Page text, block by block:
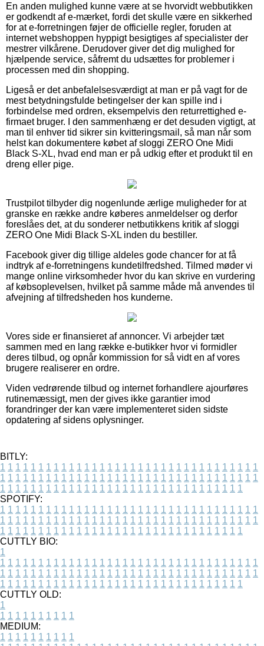
En anden mulighed kunne være at se hvorvidt webbutikken
er godkendt af e-mærket, fordi det skulle være en sikkerhed
for at e-forretningen føjer de officielle regler, foruden at
internet webshoppen hyppigt besigtiges af specialister der
mestrer vilkårene. Derudover giver det dig mulighed for
hjælpende service, såfremt du udsættes for problemer i
processen med din shopping.
Ligeså er det anbefalelsesværdigt at man er på vagt for de
mest betydningsfulde betingelser der kan spille ind i
forbindelse med ordren, eksempelvis den returrettighed e-
firmaet bruger. I den sammenhæng er det desuden vigtigt, at
man til enhver tid sikrer sin kvitteringsmail, så man når som
helst kan dokumentere købet af sloggi ZERO One Midi
Black S-XL, hvad end man er på udkig efter et produkt til en
dreng eller pige.
Trustpilot tilbyder dig nogenlunde ærlige muligheder for at
granske en række andre køberes anmeldelser og derfor
foreslåes det, at du sonderer netbutikkens kritik af sloggi
ZERO One Midi Black S-XL inden du bestiller.
Facebook giver dig tillige aldeles gode chancer for at få
indtryk af e-forretningens kundetilfredshed. Tilmed møder vi
mange online virksomheder hvor du kan skrive en vurdering
af købsoplevelsen, hvilket på samme måde må anvendes til
afvejning af tilfredsheden hos kunderne.
Vores side er finansieret af annoncer. Vi arbejder tæt
sammen med en lang række e-butikker hvor vi formidler
deres tilbud, og opnår kommission for så vidt en af vores
brugere realiserer en ordre.
Viden vedrørende tilbud og internet forhandlere ajourføres
rutinemæssigt, men der gives ikke garantier imod
forandringer der kan være implementeret siden sidste
opdatering af sidens oplysninger.
BITLY:
1 1 1 1 1 1 1 1 1 1 1 1 1 1 1 1 1 1 1 1 1 1 1 1 1 1 1 1 1 1 1 1 1 1
1 1 1 1 1 1 1 1 1 1 1 1 1 1 1 1 1 1 1 1 1 1 1 1 1 1 1 1 1 1 1 1 1 1
1 1 1 1 1 1 1 1 1 1 1 1 1 1 1 1 1 1 1 1 1 1 1 1 1 1 1 1 1 1 1 1
SPOTIFY:
1 1 1 1 1 1 1 1 1 1 1 1 1 1 1 1 1 1 1 1 1 1 1 1 1 1 1 1 1 1 1 1 1 1
1 1 1 1 1 1 1 1 1 1 1 1 1 1 1 1 1 1 1 1 1 1 1 1 1 1 1 1 1 1 1 1 1 1
1 1 1 1 1 1 1 1 1 1 1 1 1 1 1 1 1 1 1 1 1 1 1 1 1 1 1 1 1 1 1 1
CUTTLY BIO:
1
1 1 1 1 1 1 1 1 1 1 1 1 1 1 1 1 1 1 1 1 1 1 1 1 1 1 1 1 1 1 1 1 1 1
1 1 1 1 1 1 1 1 1 1 1 1 1 1 1 1 1 1 1 1 1 1 1 1 1 1 1 1 1 1 1 1 1 1
1 1 1 1 1 1 1 1 1 1 1 1 1 1 1 1 1 1 1 1 1 1 1 1 1 1 1 1 1 1 1 1
CUTTLY OLD:
1
1 1 1 1 1 1 1 1 1 1
MEDIUM:
1 1 1 1 1 1 1 1 1 1